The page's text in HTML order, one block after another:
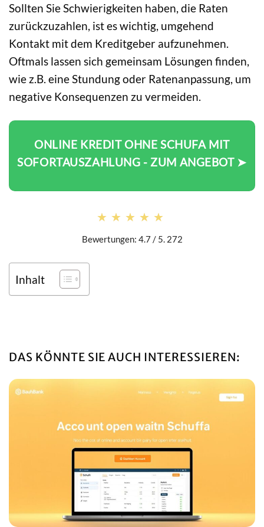
Sollten Sie Schwierigkeiten haben, die Raten
zurückzuzahlen, ist es wichtig, umgehend
Kontakt mit dem Kreditgeber aufzunehmen.
Oftmals lassen sich gemeinsam Lösungen finden,
wie z.B. eine Stundung oder Ratenanpassung, um
negative Konsequenzen zu vermeiden.
ONLINE KREDIT OHNE SCHUFA MIT
SOFORTAUSZAHLUNG - ZUM ANGEBOT ➤
★★★★★
★★★★★
Bewertungen: 4.7 / 5. 272
Inhalt
DAS KÖNNTE SIE AUCH INTERESSIEREN: